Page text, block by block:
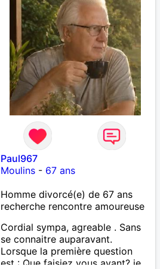
Paul967
Moulins- 67 ans
Homme divorcé(e) de 67 ans
recherche rencontre amoureuse
Cordial sympa, agreable . Sans
se connaitre auparavant.
Lorsque la première question
est : Que faisiez vous avant? je